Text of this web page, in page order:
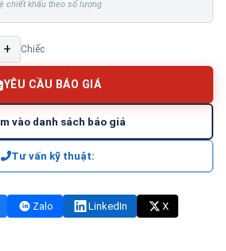
chiết khấu theo số lượng
+ Chiếc
YÊU CẦU BÁO GIÁ
vào danh sách báo giá
Tư vấn kỹ thuật:
Zalo LinkedIn
X